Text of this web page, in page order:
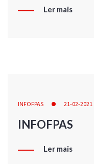
Ler mais
INFOFPAS 21-02-2021
INFOFPAS
Ler mais